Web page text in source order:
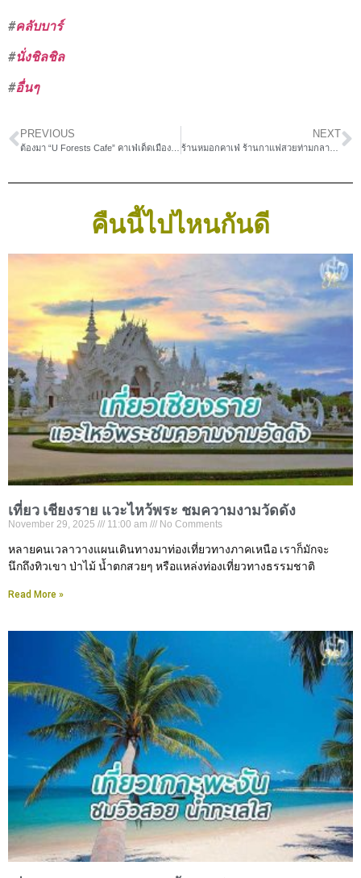
#คลับบาร์
#นั่งชิลชิล
#อื่นๆ
PREVIOUS NEXT
ร้านหมอกคาเฟ่ ร้านกาแฟสวยท่ามกลางไอหมอก
คืนนี้ไปไหนกันดี
เที่ยว เชียงราย แวะไหว้พระ ชมความงามวัดดัง
November 29, 2025 11:00 am No Comments
หลายคนเวลาวางแผนเดินทางมาท่องเที่ยวทางภาคเหนือ เราก็มักจะ
นึกถึงทิวเขา ป่าไม้ น้ำตกสวยๆ หรือแหล่งท่องเที่ยวทางธรรมชาติ
Read More »